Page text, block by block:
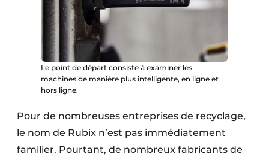
Le point de départ consiste à examiner les
machines de manière plus intelligente, en ligne et
hors ligne.
Pour de nombreuses entreprises de recyclage,
le nom de Rubix n’est pas immédiatement
familier. Pourtant, de nombreux fabricants de